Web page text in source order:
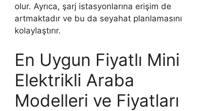
olur. Ayrıca, şarj istasyonlarına erişim de
artmaktadır ve bu da seyahat planlamasını
kolaylaştırır.
En Uygun Fiyatlı Mini
Elektrikli Araba
Modelleri ve Fiyatları